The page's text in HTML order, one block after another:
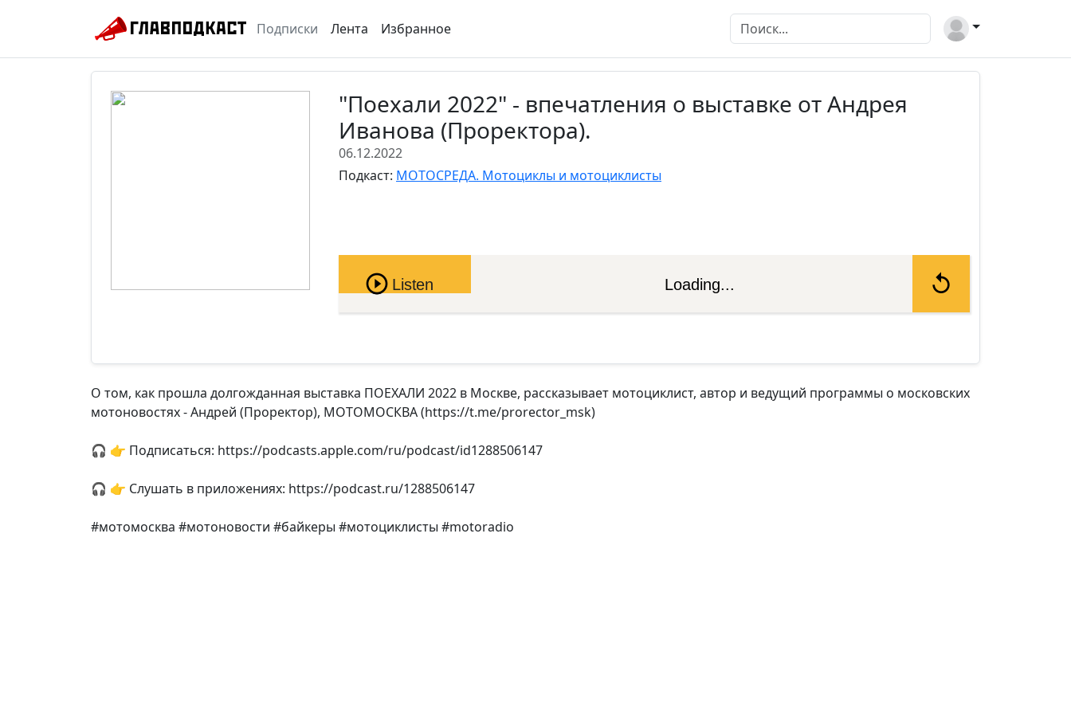
Подписки Лента Избранное
"Поехали 2022" - впечатления о выставке от Андрея
Иванова (Проректора).
06.12.2022
Подкаст: МОТОСРЕДА. Мотоциклы и мотоциклисты
Pause
Listen Loading...
О том, как прошла долгожданная выставка ПОЕХАЛИ 2022 в Москве, рассказывает мотоциклист, автор и ведущий программы о московских
мотоновостях - Андрей (Проректор), МОТОМОСКВА (https://t.me/prorector_msk)
🎧 👉 Подписаться: https://podcasts.apple.com/ru/podcast/id1288506147
🎧 👉 Слушать в приложениях: https://podcast.ru/1288506147
#мотомосква #мотоновости #байкеры #мотоциклисты #motoradio